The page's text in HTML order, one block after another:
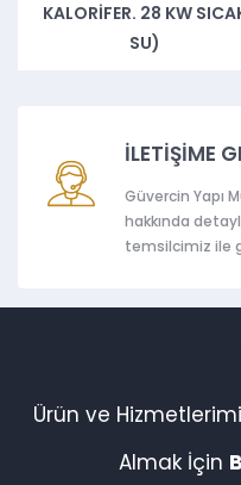
KALORIFER. 28 KW
SU)
İLETİŞİME
Güvercin Yapı
hakkında
temsilcimiz ile
Ürün ve
Almak İçin